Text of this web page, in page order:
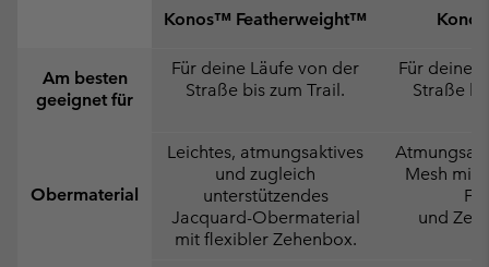
Konos™ Featherweight™
Am besten
geeignet für
Für deine Läufe von der
Straße bis zum Trail.
Für deine
Straße
Obermaterial
Leichtes, atmungsaktives
und zugleich
unterstützendes
Jacquard-Obermaterial
mit flexibler Zehenbox.
Mesh mit
und